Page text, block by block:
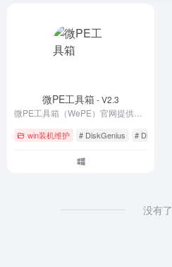
微PE工具箱 - V2.3
win装机维护 # DiskGenius # Dism++
没有了